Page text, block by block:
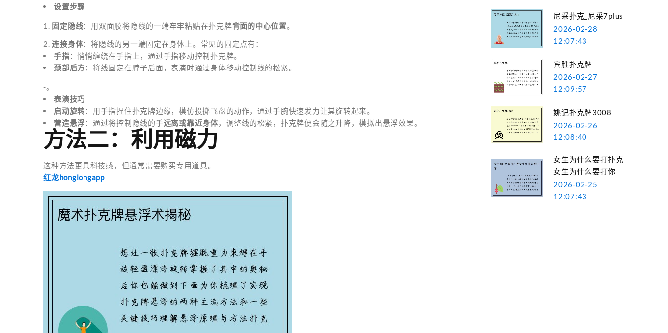
设置步骤
1. 固定隐线：用双面胶将隐线的一端牢牢粘贴在扑克牌背面的中心位置。
2.连接身体：将隐线的另一端固定在身体上。常见的固定点有：
手指：悄悄缠绕在手指上，通过手指移动控制扑克牌。
颈部后方：将线固定在脖子后面，表演时通过身体移动控制线的松紧。
-。
表演技巧
启动旋转：用手指捏住扑克牌边缘，模仿投掷飞盘的动作，通过手腕快速发力让其旋转起来。
营造悬浮：通过将控制隐线的手远离或靠近身体，调整线的松紧，扑克牌便会随之升降，模拟出悬浮效果。
方法二：利用磁力
这种方法更具科技感，但通常需要购买专用道具。
红龙honglongapp
尼采扑克_尼采7plus
2026-02-28
12:07:43
宾胜扑克牌
2026-02-27
12:09:57
姚记扑克牌3008
2026-02-26
12:08:40
女生为什么要打扑克
女生为什么要打你
2026-02-25
12:07:43